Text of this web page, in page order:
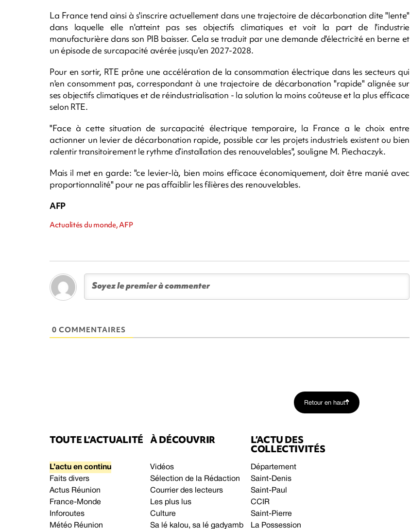
La France tend ainsi à s'inscrire actuellement dans une trajectoire de décarbonation dite "lente"
dans laquelle elle n'atteint pas ses objectifs climatiques et voit la part de l'industrie
manufacturière dans son PIB baisser. Cela se traduit par une demande d'électricité en berne et
un épisode de surcapacité avérée jusqu'en 2027-2028.
Pour en sortir, RTE prône une accélération de la consommation électrique dans les secteurs qui
n'en consomment pas, correspondant à une trajectoire de décarbonation "rapide" alignée sur
ses objectifs climatiques et de réindustrialisation - la solution la moins coûteuse et la plus efficace
selon RTE.
"Face à cette situation de surcapacité électrique temporaire, la France a le choix entre
actionner un levier de décarbonation rapide, possible car les projets industriels existent ou bien
ralentir transitoirement le rythme d’installation des renouvelables", souligne M. Piechaczyk.
Mais il met en garde: "ce levier-là, bien moins efficace économiquement, doit être manié avec
proportionnalité" pour ne pas affaiblir les filières des renouvelables.
AFP
Actualités du monde, AFP
0 COMMENTAIRES
Retour en haut
TOUTE L’ACTUALITÉ
L’actu en continu
Faits divers
Actus Réunion
France-Monde
Inforoutes
Météo Réunion
À DÉCOUVRIR
Vidéos
Sélection de la Rédaction
Courrier des lecteurs
Les plus lus
Culture
Sa lé kalou, sa lé gadyamb
L’ACTU DES
COLLECTIVITÉS
Département
Saint-Denis
Saint-Paul
CCIR
Saint-Pierre
La Possession